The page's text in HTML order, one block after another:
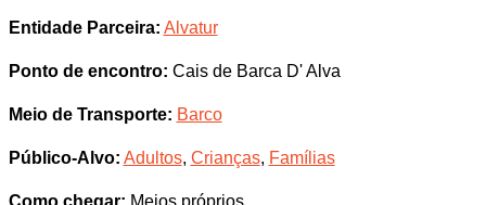
Entidade Parceira: Alvatur
Ponto de encontro: Cais de Barca D' Alva
Meio de Transporte: Barco
Público-Alvo: Adultos, Crianças, Famílias
Como chegar: Meios próprios